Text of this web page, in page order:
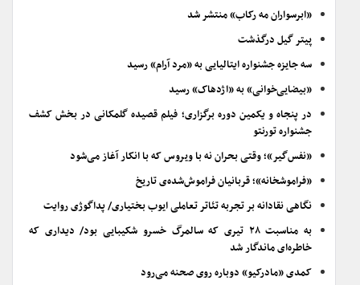
«ابرسواران مه رکاب» منتشر شد
پیتر گیل درگذشت
سه جایزه جشنواره ایتالیایی به «مرد آرام» رسید
«بیضایی‌خوانی» به «اژدهاک» رسید
در پنجاه و یکمین دوره برگزاری؛ فیلم قصیده گلمکانی در بخش کشف
جشنواره تورنتو
«نفس‌گیر»؛ وقتی بحران نه با ویروس که با انکار آغاز می‌شود
«فراموشخانه»؛ قربانیان فراموش‌شده‌ی تاریخ
نگاهی نقادانه بر تجربه تئاتر تعاملی ایوب بختیاری/ پداگوژی روایت
به مناسبت ۲۸ تیری که سالمرگ خسرو شکیبایی بود/ دیداری که
خاطره‌ای ماندگار شد
کمدی «مادرکیو» دوباره روی صحنه می‌رود